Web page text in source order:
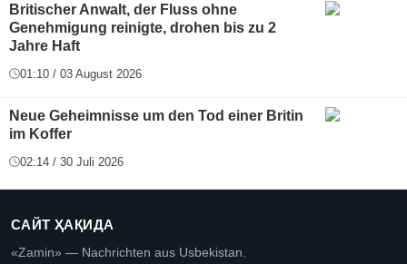
Britischer Anwalt, der Fluss ohne
Genehmigung reinigte, drohen bis zu 2
Jahre Haft
01:10 / 03 August 2026
Neue Geheimnisse um den Tod einer Britin
im Koffer
02:14 / 30 Juli 2026
САЙТ ҲАҚИДА
«Zamin» — Nachrichten aus Usbekistan.